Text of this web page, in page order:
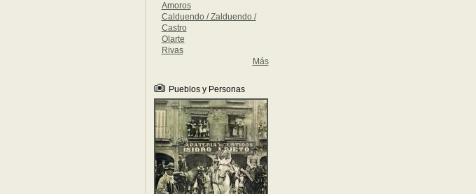
Amoros
Calduendo / Zalduendo /
Castro
Olarte
Rivas
Más
Pueblos y Personas